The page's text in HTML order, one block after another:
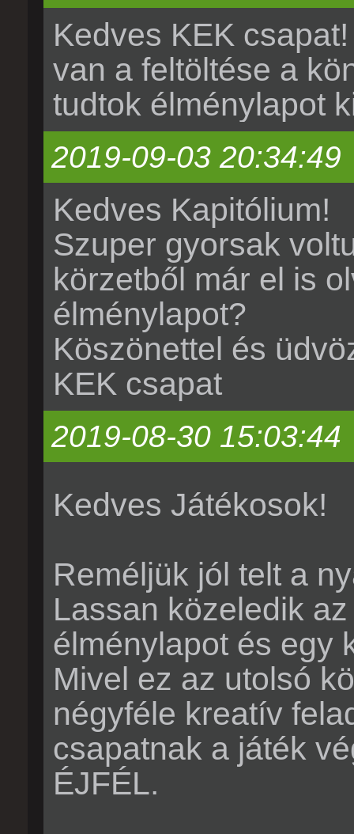
Kedves KEK
van a feltöltése a
tudtok élménylapot
2019-09-03 20:34:49
Kedves Kapitólium!
Szuper gyorsak
körzetből már el is
élménylapot?
Köszönettel és
KEK csapat
2019-08-30 15:03:44
Kedves Játékosok!
Reméljük jól telt a
Lassan közeledik
élménylapot és egy
Mivel ez az utolsó
négyféle kreatív
csapatnak a játék
ÉJFÉL.